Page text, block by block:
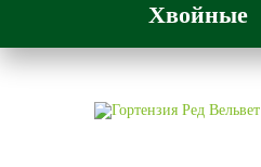
Хвойные